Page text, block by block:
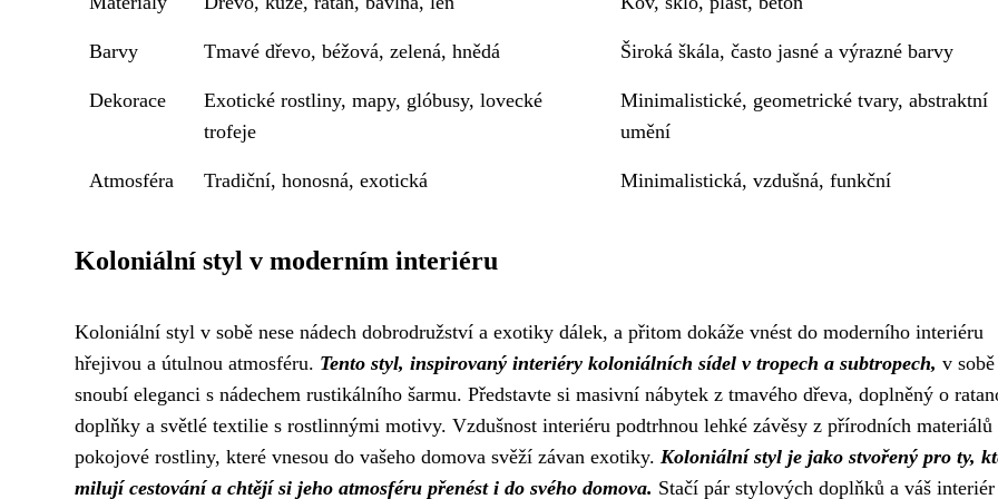
Barvy Tmavé dřevo, béžová, zelená, hnědá Široká škála, často jasné a výrazné barvy
Dekorace
Exotické rostliny, mapy, glóbusy, lovecké
trofeje
Minimalistické, geometrické tvary, abstraktní
umění
Atmosféra Tradiční, honosná, exotická Minimalistická, vzdušná, funkční
Koloniální styl v moderním interiéru
Koloniální styl v sobě nese nádech dobrodružství a exotiky dálek, a přitom dokáže vnést do moderního interiéru
hřejivou a útulnou atmosféru. Tento styl, inspirovaný interiéry koloniálních sídel v tropech a subtropech, v sobě
snoubí eleganci s nádechem rustikálního šarmu. Představte si masivní nábytek z tmavého dřeva, doplněný o
doplňky a světlé textilie s rostlinnými motivy. Vzdušnost interiéru podtrhnou lehké závěsy z přírodních materiálů
pokojové rostliny, které vnesou do vašeho domova svěží závan exotiky. Koloniální styl je jako stvořený pro ty,
milují cestování a chtějí si jeho atmosféru přenést i do svého domova. Stačí pár stylových doplňků a váš interiér